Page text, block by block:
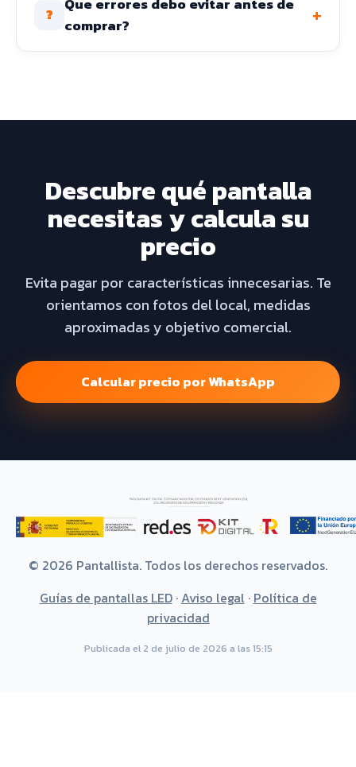
?
comprar?
+
Descubre qué pantalla
necesitas y calcula su
precio
Evita pagar por características innecesarias. Te
orientamos con fotos del local, medidas
aproximadas y objetivo comercial.
Calcular precio por WhatsApp
© 2026 Pantallista. Todos los derechos reservados.
Guías de pantallas LED· Aviso legal · Política de
privacidad
Publicada el 2 de julio de 2026 a las 15:15